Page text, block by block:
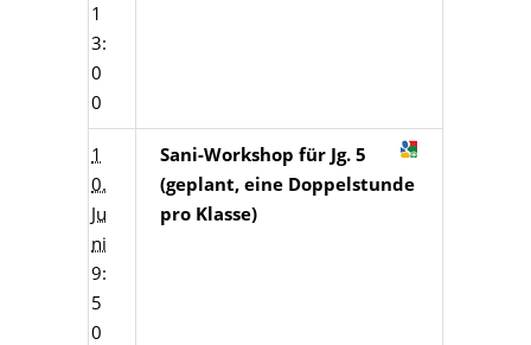
1
3:
0
0
1
0.
Ju
ni
9:
5
0
Sani-Workshop für Jg. 5
(geplant, eine Doppelstunde
pro Klasse)